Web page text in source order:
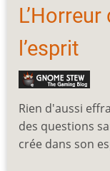
l’esprit
Rien d'aussi
des questions
crée dans son